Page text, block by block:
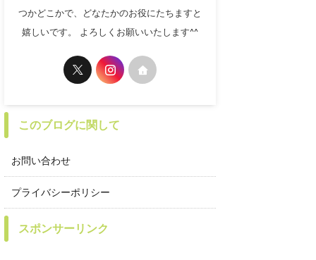
つかどこかで、どなたかのお役にたちますと
嬉しいです。 よろしくお願いいたします^^
このブログに関して
お問い合わせ
プライバシーポリシー
スポンサーリンク